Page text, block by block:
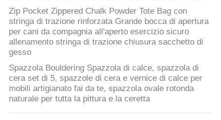
Zip Pocket Zippered Chalk Powder Tote Bag con
stringa di trazione rinforzata Grande bocca di apertura
per cani da compagnia all'aperto esercizio sicuro
allenamento stringa di trazione chiusura sacchetto di
gesso
Spazzola Bouldering Spazzola di calce, spazzola di
cera set di 5, spazzole di cera e vernice di calce per
mobili artigianato fai da te, spazzola ovale rotonda
naturale per tutta la pittura e la ceretta